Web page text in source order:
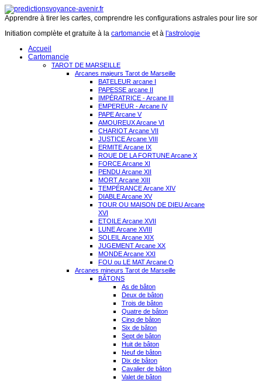
Apprendre à tirer les cartes, comprendre les configurations astrales pour lire
Initiation complète et gratuite à la cartomancie et à l'astrologie
Accueil
Cartomancie
TAROT DE MARSEILLE
Arcanes majeurs Tarot de Marseille
BATELEUR arcane I
PAPESSE arcane II
IMPÉRATRICE - Arcane III
EMPEREUR - Arcane IV
PAPE Arcane V
AMOUREUX Arcane VI
CHARIOT Arcane VII
JUSTICE Arcane VIII
ERMITE Arcane IX
ROUE DE LA FORTUNE Arcane X
FORCE Arcane XI
PENDU Arcane XII
MORT Arcane XIII
TEMPÉRANCE Arcane XIV
DIABLE Arcane XV
TOUR OU MAISON DE DIEU Arcane
XVI
ETOILE Arcane XVII
LUNE Arcane XVIII
SOLEIL Arcane XIX
JUGEMENT Arcane XX
MONDE Arcane XXI
FOU ou LE MAT Arcane O
Arcanes mineurs Tarot de Marseille
BÂTONS
As de bâton
Deux de bâton
Trois de bâton
Quatre de bâton
Cinq de bâton
Six de bâton
Sept de bâton
Huit de bâton
Neuf de bâton
Dix de bâton
Cavalier de bâton
Valet de bâton